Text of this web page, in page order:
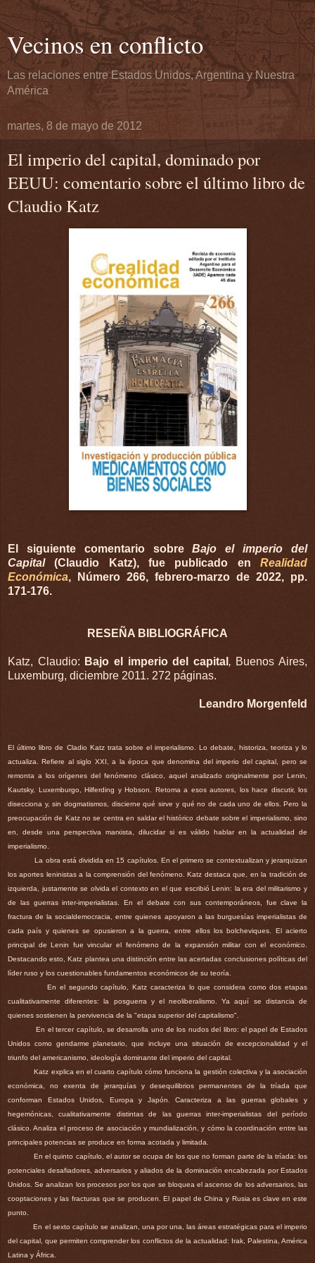
Vecinos en conflicto
Las relaciones entre Estados Unidos, Argentina y Nuestra
América
martes, 8 de mayo de 2012
El imperio del capital, dominado por
EEUU: comentario sobre el último libro de
Claudio Katz
El siguiente comentario sobreBajo el imperio del
Capital(Claudio Katz), fue publicado en Realidad
Económica, Número 266, febrero-marzo de 2022, pp.
171-176.
RESEÑA BIBLIOGRÁFICA
Katz, Claudio: Bajo el imperio del capital , Buenos Aires,
Luxemburg, diciembre 2011. 272 páginas.
Leandro Morgenfeld
El último libro de Cladio Katz trata sobre el imperialismo. Lo debate, historiza, teoriza y lo
actualiza. Refiere al siglo XXI, a la época que denomina del imperio del capital, pero se
remonta a los orígenes del fenómeno clásico, aquel analizado originalmente por Lenin,
Kautsky, Luxemburgo, Hilferding y Hobson. Retoma a esos autores, los hace discutir, los
disecciona y, sin dogmatismos, discierne qué sirve y qué no de cada uno de ellos. Pero la
preocupación de Katz no se centra en saldar el histórico debate sobre el imperialismo, sino
en, desde una perspectiva marxista, dilucidar si es válido hablar en la actualidad de
imperialismo.
La obra está dividida en 15 capítulos. En el primero se contextualizan y jerarquizan
los aportes leninistas a la comprensión del fenómeno. Katz destaca que, en la tradición de
izquierda, justamente se olvida el contexto en el que escribió Lenin: la era del militarismo y
de las guerras inter-imperialistas. En el debate con sus contemporáneos, fue clave la
fractura de la socialdemocracia, entre quienes apoyaron a las burguesías imperialistas de
cada país y quienes se opusieron a la guerra, entre ellos los bolcheviques. El acierto
principal de Lenin fue vincular el fenómeno de la expansión militar con el económico.
Destacando esto, Katz plantea una distinción entre las acertadas conclusiones políticas del
líder ruso y los cuestionables fundamentos económicos de su teoría.
En el segundo capítulo, Katz caracteriza lo que considera como dos etapas
cualitativamente diferentes: la posguerra y el neoliberalismo. Ya aquí se distancia de
quienes sostienen la pervivencia de la "etapa superior del capitalismo".
En el tercer capítulo, se desarrolla uno de los nudos del libro: el papel de Estados
Unidos como gendarme planetario, que incluye una situación de excepcionalidad y el
triunfo del americanismo, ideología dominante del imperio del capital.
Katz explica en el cuarto capítulo cómo funciona la gestión colectiva y la asociación
económica, no exenta de jerarquías y desequilibrios permanentes de la tríada que
conforman Estados Unidos, Europa y Japón. Caracteriza a las guerras globales y
hegemónicas, cualitativamente distintas de las guerras inter-imperialistas del período
clásico. Analiza el proceso de asociación y mundialización, y cómo la coordinación entre las
principales potencias se produce en forma acotada y limitada.
En el quinto capítulo, el autor se ocupa de los que no forman parte de la tríada: los
potenciales desafiadores, adversarios y aliados de la dominación encabezada por Estados
Unidos. Se analizan los procesos por los que se bloquea el ascenso de los adversarios, las
cooptaciones y las fracturas que se producen. El papel de China y Rusia es clave en este
punto.
En el sexto capítulo se analizan, una por una, las áreas estratégicas para el imperio
del capital, que permiten comprender los conflictos de la actualidad: Irak, Palestina, América
Latina y África.